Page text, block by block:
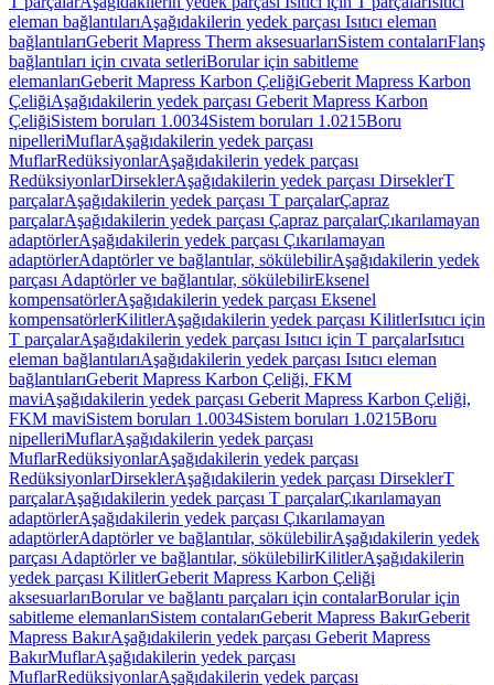
eleman bağlantılarıAşağıdakilerin yedek parçası Isıtıcı eleman
bağlantılarıGeberit Mapress Therm aksesuarlarıSistem contalarıFlanş
bağlantıları için cıvata setleriBorular için sabitleme
elemanlarıGeberit Mapress Karbon ÇeliğiGeberit Mapress Karbon
ÇeliğiAşağıdakilerin yedek parçası Geberit Mapress Karbon
ÇeliğiSistem boruları 1.0034Sistem boruları 1.0215Boru
nipelleriMuflarAşağıdakilerin yedek parçası
MuflarRedüksiyonlarAşağıdakilerin yedek parçası
RedüksiyonlarDirseklerAşağıdakilerin yedek parçası DirseklerT
parçalarAşağıdakilerin yedek parçası T parçalarÇapraz
parçalarAşağıdakilerin yedek parçası Çapraz parçalarÇıkarılamayan
adaptörlerAşağıdakilerin yedek parçası Çıkarılamayan
adaptörlerAdaptörler ve bağlantılar, sökülebilirAşağıdakilerin yedek
parçası Adaptörler ve bağlantılar, sökülebilirEksenel
kompensatörlerAşağıdakilerin yedek parçası Eksenel
kompensatörlerKilitlerAşağıdakilerin yedek parçası KilitlerIsıtıcı için
T parçalarAşağıdakilerin yedek parçası Isıtıcı için T parçalarIsıtıcı
eleman bağlantılarıAşağıdakilerin yedek parçası Isıtıcı eleman
bağlantılarıGeberit Mapress Karbon Çeliği, FKM
maviAşağıdakilerin yedek parçası Geberit Mapress Karbon Çeliği,
FKM maviSistem boruları 1.0034Sistem boruları 1.0215Boru
nipelleriMuflarAşağıdakilerin yedek parçası
MuflarRedüksiyonlarAşağıdakilerin yedek parçası
RedüksiyonlarDirseklerAşağıdakilerin yedek parçası DirseklerT
parçalarAşağıdakilerin yedek parçası T parçalarÇıkarılamayan
adaptörlerAşağıdakilerin yedek parçası Çıkarılamayan
adaptörlerAdaptörler ve bağlantılar, sökülebilirAşağıdakilerin yedek
parçası Adaptörler ve bağlantılar, sökülebilirKilitlerAşağıdakilerin
yedek parçası KilitlerGeberit Mapress Karbon Çeliği
aksesuarlarıBorular ve bağlantı parçaları için contalarBorular için
sabitleme elemanlarıSistem contalarıGeberit Mapress BakırGeberit
Mapress BakırAşağıdakilerin yedek parçası Geberit Mapress
BakırMuflarAşağıdakilerin yedek parçası
MuflarRedüksiyonlarAşağıdakilerin yedek parçası